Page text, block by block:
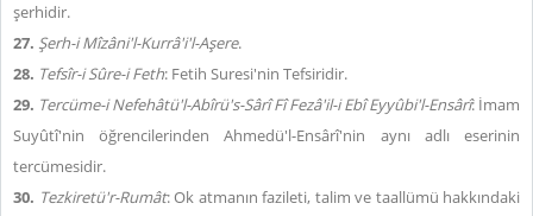
şerhidir.
27. Şerh-i Mîzâni'l-Kurrâ'i'l-Aşere.
28. Tefsîr-i Sûre-i Feth: Fetih Suresi'nin Tefsiridir.
29. Tercüme-i Nefehâtü'l-Abîrü's-Sârî Fî Fezâ'il-i Ebî Eyyûbi'l-Ensârî: İmam
Suyûtî'nin öğrencilerinden Ahmedü'l-Ensârî'nin aynı adlı eserinin
tercümesidir.
30. Tezkiretü'r-Rumât: Ok atmanın fazileti, talim ve taallümü hakkındaki